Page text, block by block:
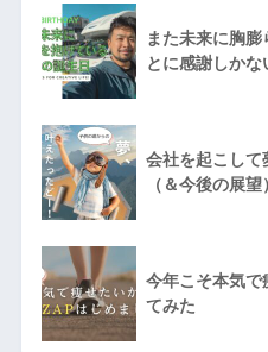
また未来に胸
とに感謝しかな
会社を起こして
（＆今後の展望）
今年こそ本気で
てみた